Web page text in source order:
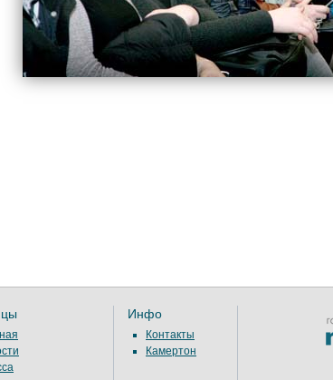
Инфо
Контакты
Камертон